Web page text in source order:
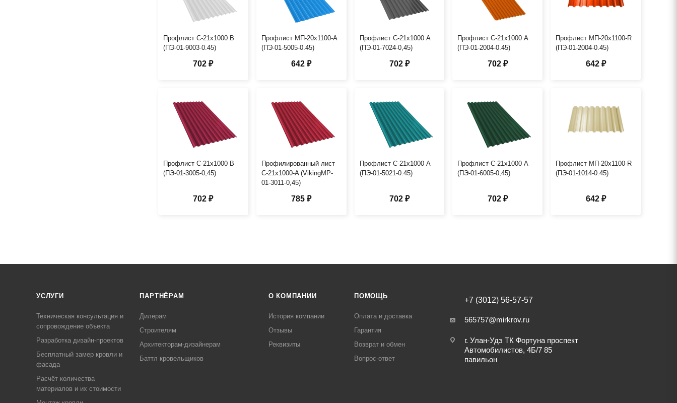
Профлист С-21х1000 В
(ПЭ-01-9003-0.45)
702 ₽
Профлист МП-20х1100-A
(ПЭ-01-5005-0.45)
642 ₽
Профлист С-21х1000 А
(ПЭ-01-7024-0,45)
702 ₽
Профлист С-21х1000 А
(ПЭ-01-2004-0.45)
702 ₽
Профлист МП-20х1100-R
(ПЭ-01-2004-0.45)
642 ₽
Профлист С-21х1000 В
(ПЭ-01-3005-0,45)
702 ₽
Профилированный лист
С-21х1000-A (VikingMP-
01-3011-0,45)
785 ₽
Профлист С-21х1000 А
(ПЭ-01-5021-0.45)
702 ₽
Профлист С-21х1000 А
(ПЭ-01-6005-0,45)
702 ₽
Профлист МП-20х1100-R
(ПЭ-01-1014-0.45)
642 ₽
УСЛУГИ
Техническая консультация и
сопровождение объекта
Разработка дизайн-проектов
Бесплатный замер кровли и
фасада
Расчёт количества
материалов и их стоимости
ПАРТНЁРАМ
Дилерам
Строителям
Архитекторам-дизайнерам
Баттл кровельщиков
О КОМПАНИИ
История компании
Отзывы
Реквизиты
ПОМОЩЬ
Оплата и доставка
Гарантия
Возврат и обмен
Вопрос-ответ
+7 (3012) 56-57-57
565757@mirkrov.ru
г. Улан-Удэ ​ТК Фортуна​ проспект
Автомобилистов, 4Б/7 ​85
павильон